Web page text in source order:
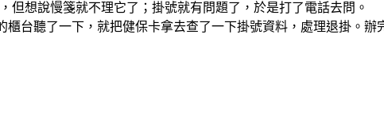
但想說慢箋就不理它了；掛號就有問題了，於是打了電話去問。
台聽了一下，就把健保卡拿去查了一下掛號資料，處理退掛。辦